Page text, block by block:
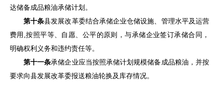
达储备成品粮油承储计划。
第十条县发展改革委结合承储企业仓储设施、管理水平及运营
费用 ,按照平等、自愿、公平的原则，与承储企业签订承储合同，
明确权利义务和违约责任等。
第十一条承储企业应当按照承储计划规模储备成品粮油，并按
要求向县发展改革委报送粮油轮换及库存情况。